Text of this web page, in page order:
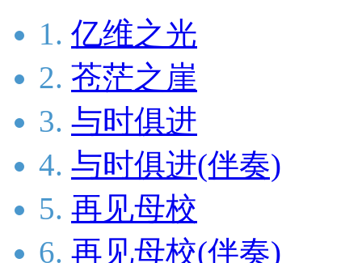
1. 亿维之光
2. 苍茫之崖
3. 与时俱进
4. 与时俱进(伴奏)
5. 再见母校
6. 再见母校(伴奏)